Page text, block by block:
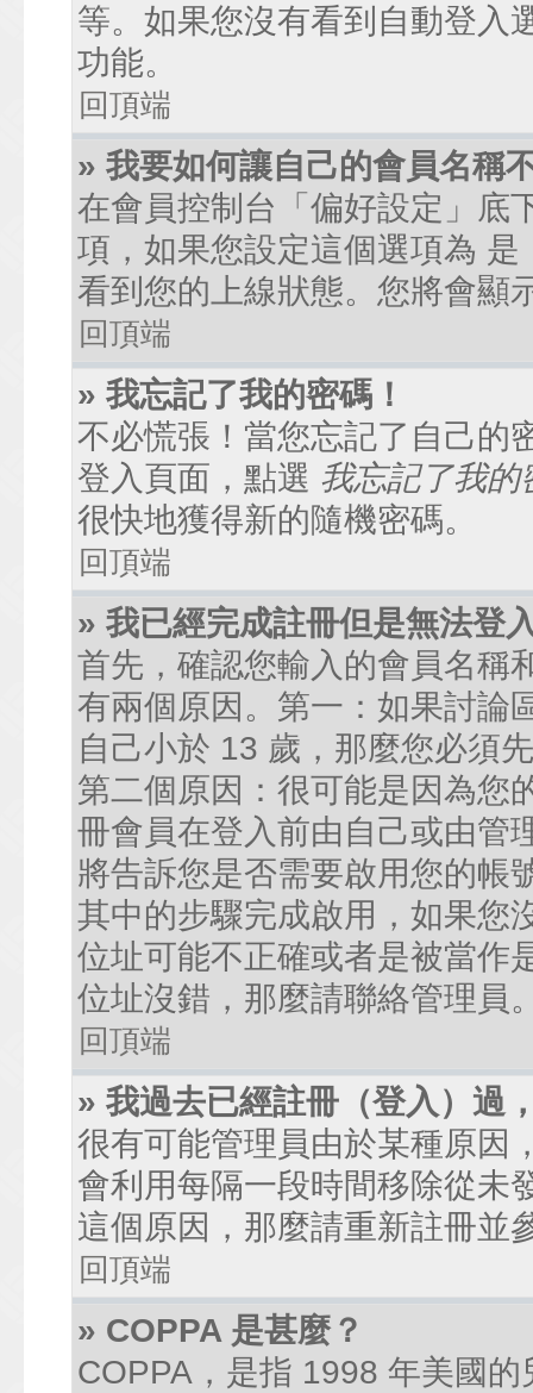
等。如果您沒有看到自動登入
功能。
回頂端
» 我要如何讓自己的會員名稱
在會員控制台「偏好設定」底
項，如果您設定這個選項為 是
看到您的上線狀態。您將會顯
回頂端
» 我忘記了我的密碼！
不必慌張！當您忘記了自己的
登入頁面，點選 我忘記了我的
很快地獲得新的隨機密碼。
回頂端
» 我已經完成註冊但是無法登
首先，確認您輸入的會員名稱
有兩個原因。第一：如果討論
自己小於 13 歲，那麼您必須
第二個原因：很可能是因為您
冊會員在登入前由自己或由管
將告訴您是否需要啟用您的帳
其中的步驟完成啟用，如果您
位址可能不正確或者是被當作
位址沒錯，那麼請聯絡管理員
回頂端
» 我過去已經註冊（登入）過
很有可能管理員由於某種原因
會利用每隔一段時間移除從未
這個原因，那麼請重新註冊並
回頂端
» COPPA 是甚麼？
COPPA，是指 1998 年美國